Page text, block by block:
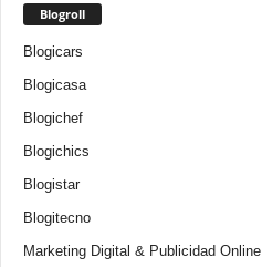
Blogroll
Blogicars
Blogicasa
Blogichef
Blogichics
Blogistar
Blogitecno
Marketing Digital & Publicidad Online